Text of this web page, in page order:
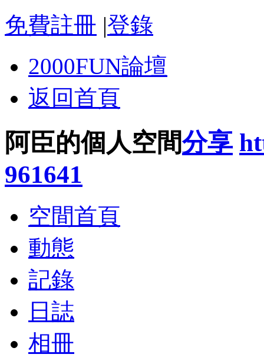
免費註冊 |登錄
2000FUN論壇
返回首頁
阿臣的個人空間分享
961641
空間首頁
動態
記錄
日誌
相冊